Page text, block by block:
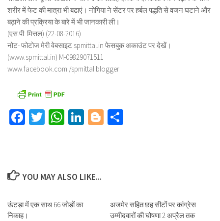
शरीर में फेट की मात्रा भी बढाएं। नोगिया ने सेंटर पर हर्बल पद्धति से वजन घटाने और
बढ़ाने की प्रक्रिया के बारे में भी जानकारी ली।
(एस.पी. मित्तल) (22-08-2016)
नोट- फोटोज मेरी वेबसाइट spmittal.in फेसबुक अकाउंट पर देखें।
(www.spmittal.in) M-09829071511
www.facebook.com /spmittal blogger
Facebook
TwitterWhatsApp
LinkedIn
Blogger
YOU MAY ALSO LIKE...
ऊंटड़ा में एक साथ 66 जोड़ों का
निकाह।
अजमेर सहित छह सीटों पर कांग्रेस
उम्मीदवारों की घोषणा 2 अप्रैल तक